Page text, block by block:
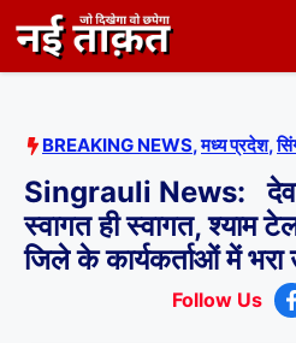
to
content
BREAKING NEWS,मध्य प्रदेश,
Singrauli News:
स्वागत ही स्वागत, श्याम
जिले के कार्यकर्ताओं में भरा
Follow Us